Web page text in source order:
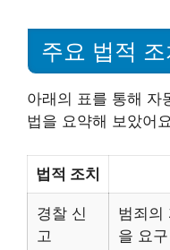
주요 법적
아래의 표를 통해 자
법을 요약해 보았어
법적 조치
경찰 신
고
범죄의
을 요구